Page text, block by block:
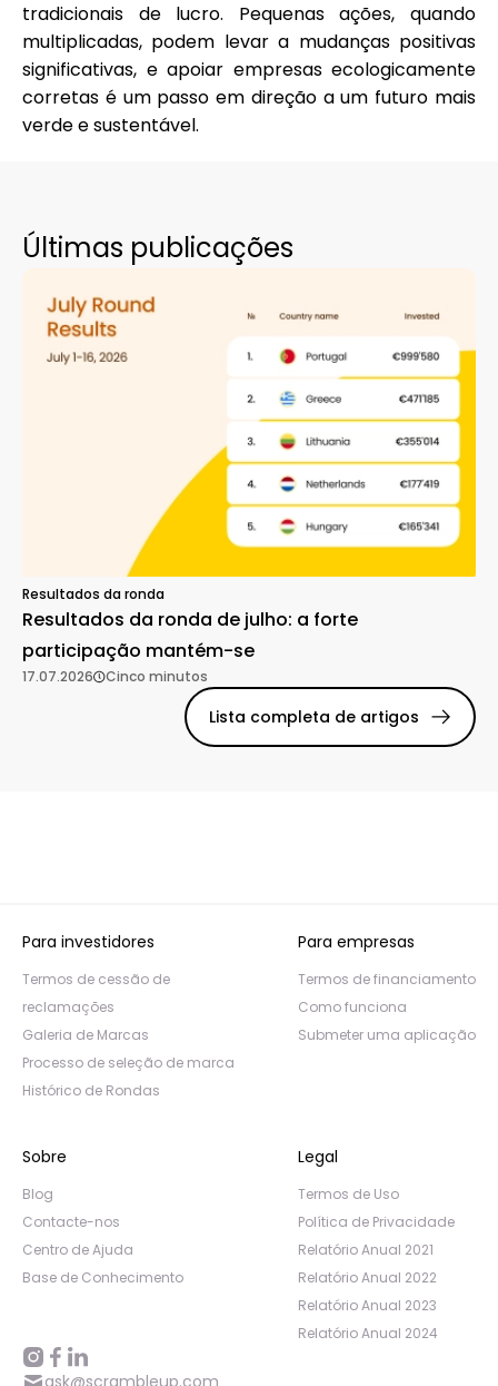
tradicionais de lucro. Pequenas ações, quando
multiplicadas, podem levar a mudanças positivas
significativas, e apoiar empresas ecologicamente
corretas é um passo em direção a um futuro mais
verde e sustentável.
Últimas publicações
Resultados da ronda
Resultados da ronda de julho: a forte
participação mantém-se
17.07.2026 Cinco minutos
Lista completa de artigos
Para investidores
Termos de cessão de
reclamações
Galeria de Marcas
Processo de seleção de marca
Histórico de Rondas
Para empresas
Termos de financiamento
Como funciona
Submeter uma aplicação
Sobre
Blog
Contacte-nos
Centro de Ajuda
Base de Conhecimento
Legal
Termos de Uso
Política de Privacidade
Relatório Anual 2021
Relatório Anual 2022
Relatório Anual 2023
Relatório Anual 2024